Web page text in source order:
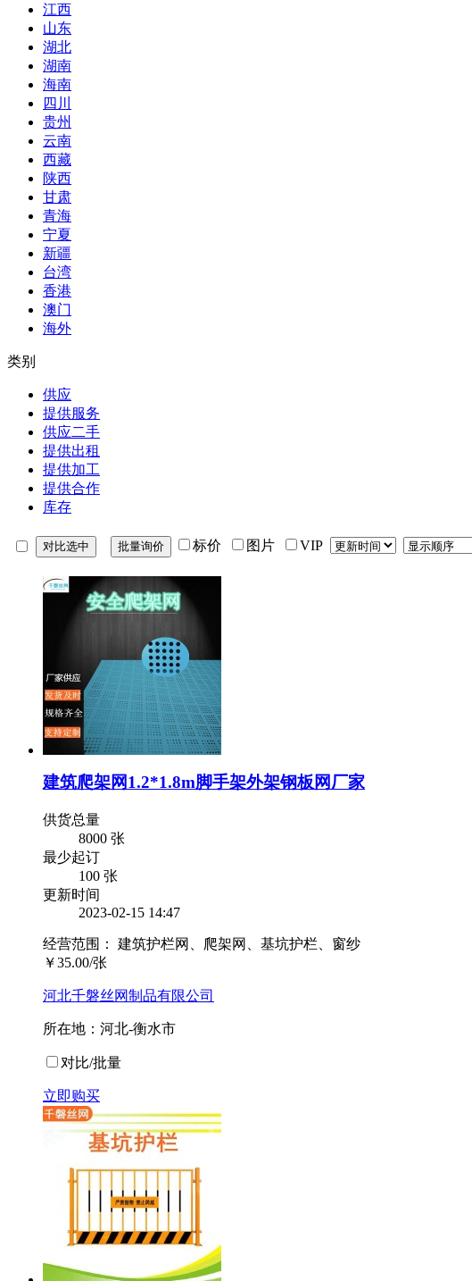
江西
山东
湖北
湖南
海南
四川
贵州
云南
西藏
陕西
甘肃
青海
宁夏
新疆
台湾
香港
澳门
海外
类别
供应
提供服务
供应二手
提供出租
提供加工
提供合作
库存
标价 图片 VIP
建筑爬架网1.2*1.8m脚手架外架钢板网厂家
供货总量
8000 张
最少起订
100 张
更新时间
2023-02-15 14:47
经营范围： 建筑护栏网、爬架网、基坑护栏、窗纱
￥35.00/张
河北千磐丝网制品有限公司
所在地：河北-衡水市
对比/批量
立即购买